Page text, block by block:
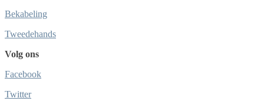
Bekabeling
Tweedehands
Volg ons
Facebook
Twitter